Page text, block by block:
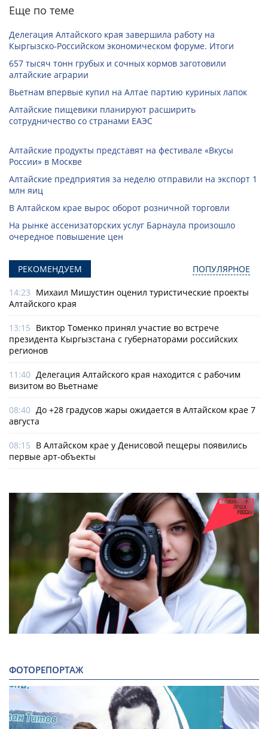
Еще по теме
Делегация Алтайского края завершила работу на
Кыргызско-Российском экономическом форуме. Итоги
657 тысяч тонн грубых и сочных кормов заготовили
алтайские аграрии
Вьетнам впервые купил на Алтае партию куриных лапок
Алтайские пищевики планируют расширить
сотрудничество со странами ЕАЭС
Алтайские продукты представят на фестивале «Вкусы
России» в Москве
Алтайские предприятия за неделю отправили на экспорт 1
млн яиц
В Алтайском крае вырос оборот розничной торговли
На рынке ассенизаторских услуг Барнаула произошло
очередное повышение цен
РЕКОМЕНДУЕМ ПОПУЛЯРНОЕ
14:23 Михаил Мишустин оценил туристические проекты
Алтайского края
13:15 Виктор Томенко принял участие во встрече
президента Кыргызстана с губернаторами российских
регионов
11:40 Делегация Алтайского края находится с рабочим
визитом во Вьетнаме
08:40 До +28 градусов жары ожидается в Алтайском крае 7
августа
08:15 В Алтайском крае у Денисовой пещеры появились
первые арт-объекты
ФОТОРЕПОРТАЖ